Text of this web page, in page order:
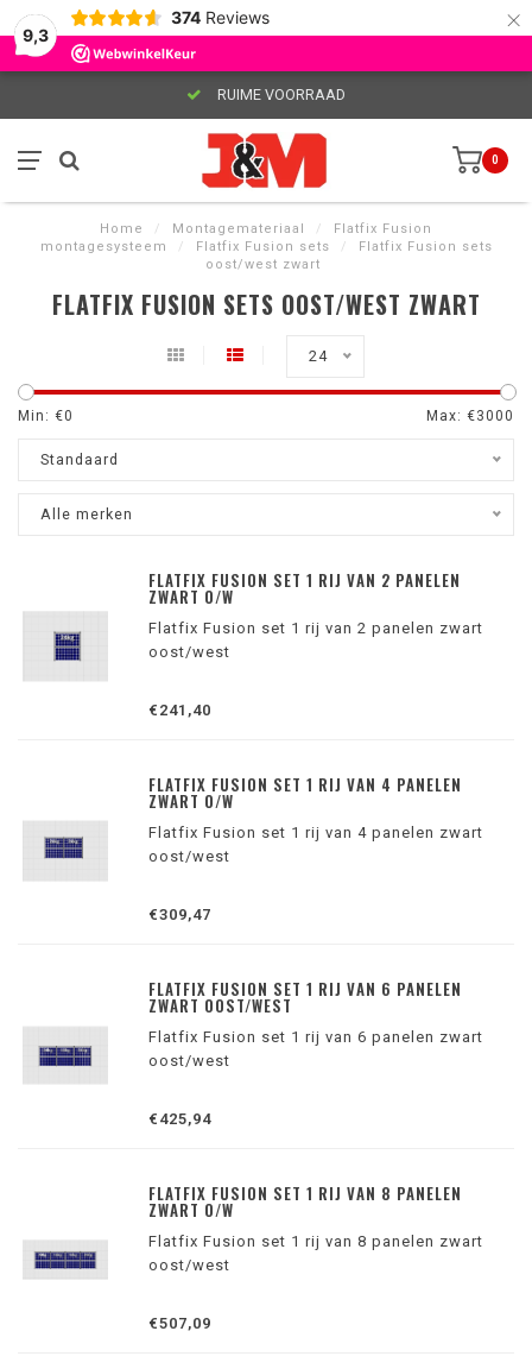
9,3
374 Reviews ×
RUIME VOORRAAD
0
Home / Montagemateriaal /
Flatfix Fusion
montagesysteem
/ Flatfix Fusion sets /
Flatfix Fusion sets
oost/west zwart
FLATFIX FUSION SETS OOST/WEST ZWART
24
Min: €0 Max: €3000
Standaard
Alle merken
FLATFIX FUSION SET 1 RIJ VAN 2 PANELEN
ZWART O/W
Flatfix Fusion set 1 rij van 2 panelen zwart
oost/west
€241,40
FLATFIX FUSION SET 1 RIJ VAN 4 PANELEN
ZWART O/W
Flatfix Fusion set 1 rij van 4 panelen zwart
oost/west
€309,47
FLATFIX FUSION SET 1 RIJ VAN 6 PANELEN
ZWART OOST/WEST
Flatfix Fusion set 1 rij van 6 panelen zwart
oost/west
€425,94
FLATFIX FUSION SET 1 RIJ VAN 8 PANELEN
ZWART O/W
Flatfix Fusion set 1 rij van 8 panelen zwart
oost/west
€507,09